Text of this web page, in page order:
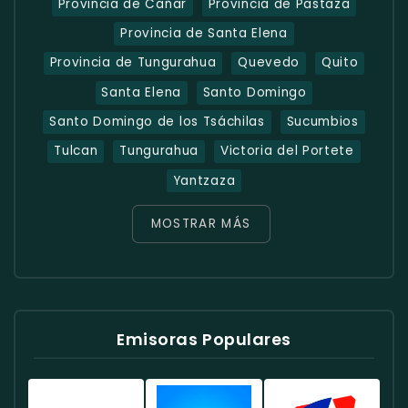
Provincia de Cañar
Provincia de Pastaza
Provincia de Santa Elena
Provincia de Tungurahua
Quevedo
Quito
Santa Elena
Santo Domingo
Santo Domingo de los Tsáchilas
Sucumbios
Tulcan
Tungurahua
Victoria del Portete
Yantzaza
MOSTRAR MÁS
Emisoras Populares